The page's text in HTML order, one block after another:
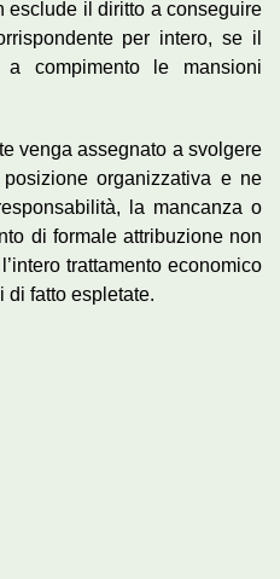
esclude il diritto a conseguire
per intero, se il
compimento le mansioni
venga assegnato a svolgere
organizzativa e ne
la mancanza o
di formale attribuzione non
trattamento economico
di fatto espletate.